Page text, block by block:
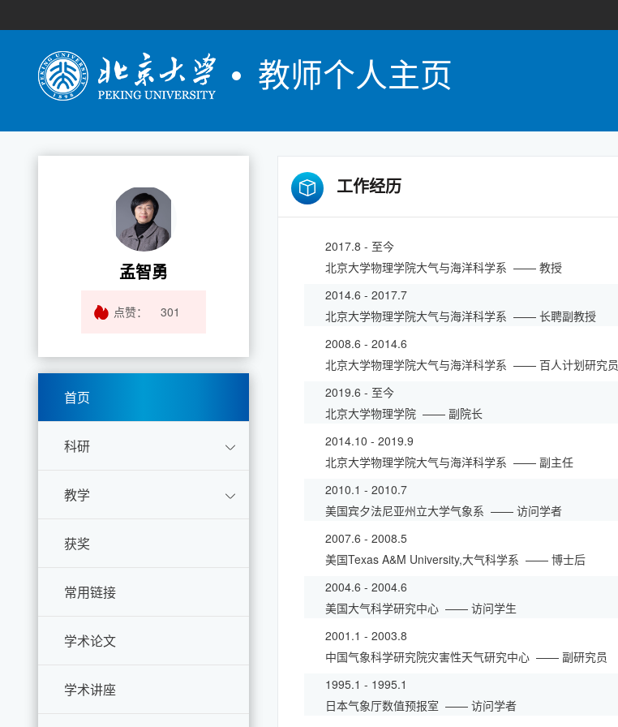
教师个人主页
孟智勇
点赞： 301
首页
科研
教学
获奖
常用链接
学术论文
学术讲座
工作经历
2017.8 - 至今
北京大学物理学院大气与海洋科学系 —— 教授
2014.6 - 2017.7
北京大学物理学院大气与海洋科学系 —— 长聘副教授
2008.6 - 2014.6
北京大学物理学院大气与海洋科学系 —— 百人计划研究员
2019.6 - 至今
北京大学物理学院 —— 副院长
2014.10 - 2019.9
北京大学物理学院大气与海洋科学系 —— 副主任
2010.1 - 2010.7
美国宾夕法尼亚州立大学气象系 —— 访问学者
2007.6 - 2008.5
美国Texas A&M University,大气科学系 —— 博士后
2004.6 - 2004.6
美国大气科学研究中心 —— 访问学生
2001.1 - 2003.8
中国气象科学研究院灾害性天气研究中心 —— 副研究员
1995.1 - 1995.1
日本气象厅数值预报室 —— 访问学者